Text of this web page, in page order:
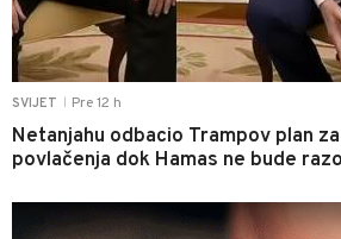
SVIJET Pre 12 h
Netanjahu odbacio Trampov plan
povlačenja dok Hamas ne bude